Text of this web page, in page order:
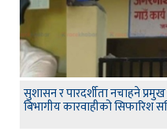
सुशासन र पारदर्शीता नचाहने
बिभागीय कारवाहीको सिफारिश